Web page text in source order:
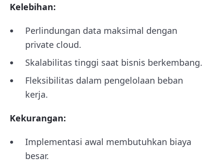
Kelebihan:
Perlindungan data maksimal dengan
private cloud.
Skalabilitas tinggi saat bisnis berkembang.
Fleksibilitas dalam pengelolaan beban
kerja.
Kekurangan:
Implementasi awal membutuhkan biaya
besar.